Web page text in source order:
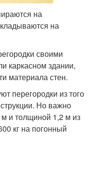
на
на
своими
каркасном здании,
материала стен.
перегородки из того
Но важно
и толщиной 1,2 м из
кг на погонный